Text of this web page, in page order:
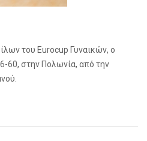
του Eurocup Γυναικών, ο
60, στην Πολωνία, από την